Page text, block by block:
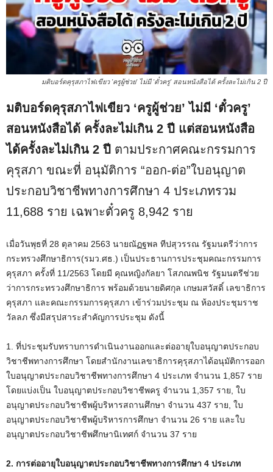
มติบอร์ดคุรุสภาไฟเขียว 'ครูผู้ช่วย' ไม่มี 'ตั๋วครู' สอนหนังสือได้ ครั้งละไม่เกิน 2 ปี
มติบอร์ดคุรุสภาไฟเขียว ‘ครูผู้ช่วย’ ไม่มี ‘ตั๋วครู’
สอนหนังสือได้ ครั้งละไม่เกิน 2 ปี แต่สอนหนังสือ
ได้ครั้งละไม่เกิน 2 ปี ตามประกาศคณะกรรมการ
คุรุสภา ขณะที่ อนุมัติการ “ออก-ต่อ”ใบอนุญาต
ประกอบวิชาชีพทางการศึกษา 4 ประเภทรวม
11,688 ราย เฉพาะตั๋วครู 8,942 ราย
เมื่อวันพุธที่ 28 ตุลาคม 2563 นายณัฏฐพล ทีปสุวรรณ รัฐมนตรีว่าการ
กระทรวงศึกษาธิการ(รมว.ศธ.) เป็นประธานการประชุมคณะกรรมการ
คุรุสภา ครั้งที่ 11/2563 โดยมี คุณหญิงกัลยา โสภณพนิช รัฐมนตรีช่วย
ว่าการกระทรวงศึกษาธิการ พร้อมด้วยนายดิศกุล เกษมสวัสดิ์ เลขาธิการ
คุรุสภา และคณะกรรมการคุรุสภา เข้าร่วมประชุม ณ ห้องประชุมราช
วัลลภ ซึ่งมีสรุปสาระสำคัญการประชุม ดังนี้
1. ที่ประชุมรับทราบการดำเนินงานออกและต่ออายุใบอนุญาตประกอบ
วิชาชีพทางการศึกษา โดยสำนักงานเลขาธิการคุรุสภาได้อนุมัติการออก
ใบอนุญาตประกอบวิชาชีพทางการศึกษา 4 ประเภท จำนวน 1,857 ราย
โดยแบ่งเป็น ใบอนุญาตประกอบวิชาชีพครู จำนวน 1,357 ราย, ใบ
อนุญาตประกอบวิชาชีพผู้บริหารสถานศึกษา จำนวน 437 ราย, ใบ
อนุญาตประกอบวิชาชีพผู้บริหารการศึกษา จำนวน 26 ราย และใบ
อนุญาตประกอบวิชาชีพศึกษานิเทศก์ จำนวน 37 ราย
2. การต่ออายุใบอนุญาตประกอบวิชาชีพทางการศึกษา 4 ประเภท